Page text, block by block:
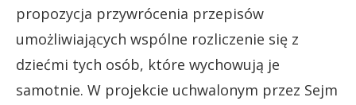
propozycja przywrócenia przepisów
umożliwiających wspólne rozliczenie się z
dziećmi tych osób, które wychowują je
samotnie. W projekcie uchwalonym przez Sejm